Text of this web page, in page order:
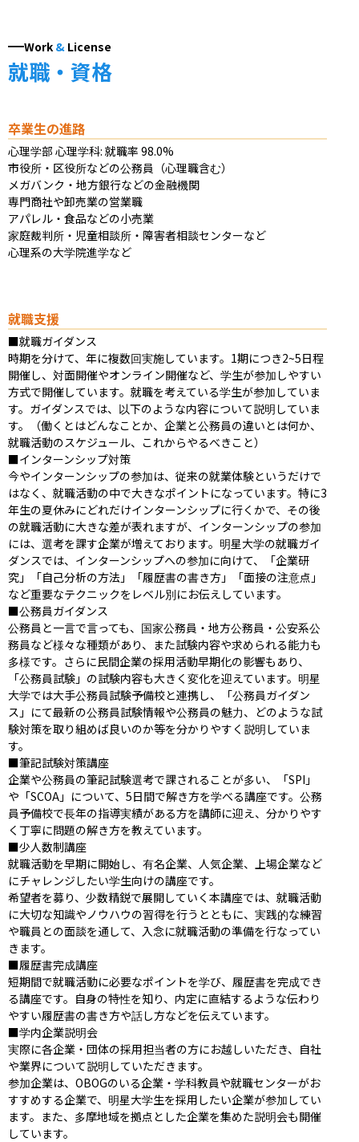
Work & License
就職・資格
卒業生の進路
心理学部 心理学科: 就職率 98.0%​
市役所・区役所などの公務員（心理職含む）
メガバンク・地方銀行などの金融機関
専門商社や卸売業の営業職
アパレル・食品などの小売業
家庭裁判所・児童相談所・障害者相談センターなど
心理系の大学院進学など
就職支援
■就職ガイダンス
時期を分けて、年に複数回実施しています。1期につき2~5日程
開催し、対面開催やオンライン開催など、学生が参加しやすい
方式で開催しています。就職を考えている学生が参加していま
す。ガイダンスでは、以下のような内容について説明していま
す。（働くとはどんなことか、企業と公務員の違いとは何か、
就職活動のスケジュール、これからやるべきこと）
■インターンシップ対策
今やインターンシップの参加は、従来の就業体験というだけで
はなく、就職活動の中で大きなポイントになっています。特に3
年生の夏休みにどれだけインターンシップに行くかで、その後
の就職活動に大きな差が表れますが、インターンシップの参加
には、選考を課す企業が増えております。明星大学の就職ガイ
ダンスでは、インターンシップへの参加に向けて、「企業研
究」「自己分析の方法」「履歴書の書き方」「面接の注意点」
など重要なテクニックをレベル別にお伝えしています。
■公務員ガイダンス
公務員と一言で言っても、国家公務員・地方公務員・公安系公
務員など様々な種類があり、また試験内容や求められる能力も
多様です。さらに民間企業の採用活動早期化の影響もあり、
「公務員試験」の試験内容も大きく変化を迎えています。明星
大学では大手公務員試験予備校と連携し、「公務員ガイダン
ス」にて最新の公務員試験情報や公務員の魅力、どのような試
験対策を取り組めば良いのか等を分かりやすく説明していま
す。
■筆記試験対策講座
企業や公務員の筆記試験選考で課されることが多い、「SPI」
や「SCOA」について、5日間で解き方を学べる講座です。公務
員予備校で長年の指導実績がある方を講師に迎え、分かりやす
く丁寧に問題の解き方を教えています。
■少人数制講座
就職活動を早期に開始し、有名企業、人気企業、上場企業など
にチャレンジしたい学生向けの講座です。
希望者を募り、少数精鋭で展開していく本講座では、就職活動
に大切な知識やノウハウの習得を行うとともに、実践的な練習
や職員との面談を通して、入念に就職活動の準備を行なってい
きます。
■履歴書完成講座
短期間で就職活動に必要なポイントを学び、履歴書を完成でき
る講座です。自身の特性を知り、内定に直結するような伝わり
やすい履歴書の書き方や話し方などを伝えています。
■学内企業説明会
実際に各企業・団体の採用担当者の方にお越しいただき、自社
や業界について説明していただきます。
参加企業は、OBOGのいる企業・学科教員や就職センターがお
すすめする企業で、明星大学生を採用したい企業が参加してい
ます。また、多摩地域を拠点とした企業を集めた説明会も開催
しています。